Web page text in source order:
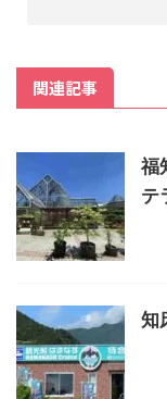
関連記事
福
テ
知